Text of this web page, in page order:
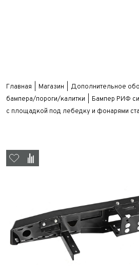
Главная Магазин Дополнительное
бампера/пороги/калитки
Бампер РИФ
с площадкой под лебедку и фонарями